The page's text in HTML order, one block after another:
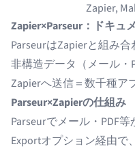
Zapier,
Zapier×Parseur：ドキュ
ParseurはZapierと組み
非構造データ（メール・
Zapierへ送信＝数千種ア
Parseur×Zapierの仕組み
Parseurでメール・PDF等
Exportオプション経由で